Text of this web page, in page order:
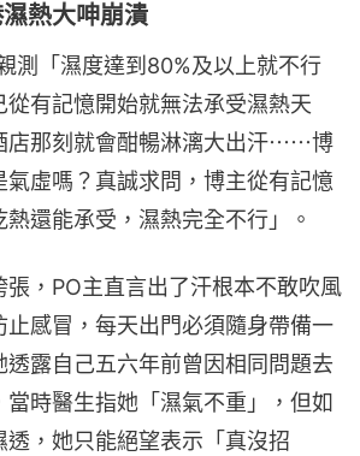
熱大呻崩潰
測「濕度達到80%及以上就不行
從有記憶開始就無法承受濕熱天
店那刻就會酣暢淋漓大出汗⋯⋯博
氣虛嗎？真誠求問，博主從有記憶
熱還能承受，濕熱完全不行」。
張，PO主直言出了汗根本不敢吹風
止感冒，每天出門必須隨身帶備一
露自己五六年前曾因相同問題去
時醫生指她「濕氣不重」，但如
透，她只能絕望表示「真沒招